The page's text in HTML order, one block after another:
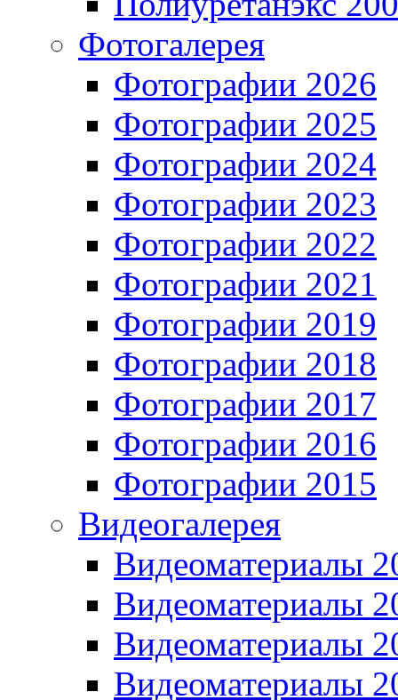
Фотогалерея
Фотографии 2026
Фотографии 2025
Фотографии 2024
Фотографии 2023
Фотографии 2022
Фотографии 2021
Фотографии 2019
Фотографии 2018
Фотографии 2017
Фотографии 2016
Фотографии 2015
Видеогалерея
Видеоматериалы
Видеоматериалы
Видеоматериалы
Видеоматериалы